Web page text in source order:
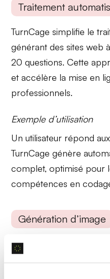
Traitement
TurnCage simplifie le
générant des sites web
20 questions. Cette
et accélère la mise en
professionnels.
Exemple d’utilisation
Un utilisateur répond
TurnCage génère
complet, optimisé pour
compétences en
Génération d’image
La fonctionnalité de